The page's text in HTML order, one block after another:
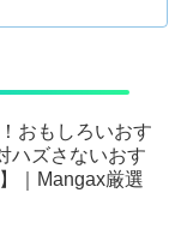
おもしろいおす
ハズさないおす
｜Mangax厳選